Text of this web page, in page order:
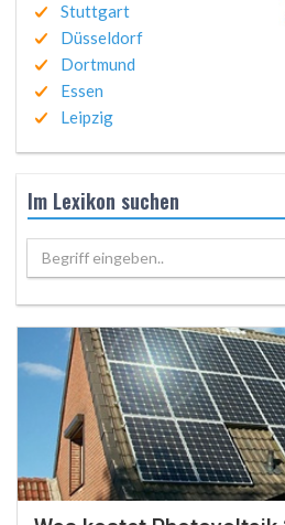
Stuttgart
Düsseldorf
Dortmund
Essen
Leipzig
Im Lexikon suchen
Begriff eingeben..